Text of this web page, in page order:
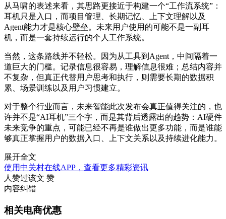
从马啸的表述来看，其思路更接近于构建一个“工作流系统”：
耳机只是入口，而项目管理、长期记忆、上下文理解以及
Agent能力才是核心壁垒。未来用户使用的可能不是一副耳
机，而是一套持续运行的个人工作系统。
当然，这条路线并不轻松。因为从工具到Agent，中间隔着一
道巨大的门槛。记录信息很容易，理解信息很难；总结内容并
不复杂，但真正代替用户思考和执行，则需要长期的数据积
累、场景训练以及用户习惯建立。
对于整个行业而言，未来智能此次发布会真正值得关注的，也
许并不是“AI耳机”三个字，而是其背后透露出的趋势：AI硬件
未来竞争的重点，可能已经不再是谁做出更多功能，而是谁能
够真正掌握用户的数据入口、上下文关系以及持续进化能力。
展开全文
使用中关村在线APP，查看更多精彩资讯
人赞过该文 赞
内容纠错
相关电商优惠